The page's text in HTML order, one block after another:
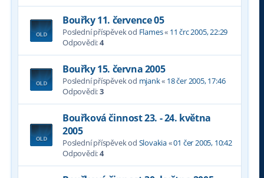
Bouřky 11. července 05
Poslední příspěvek od Flames« 11 črc 2005, 22:29
Odpovědi:4
Bouřky 15. června 2005
Poslední příspěvek od mjank« 18 čer 2005, 17:46
Odpovědi:3
Bouřková činnost 23. - 24. května
2005
Poslední příspěvek od Slovakia«01 čer 2005, 10:42
Odpovědi:4